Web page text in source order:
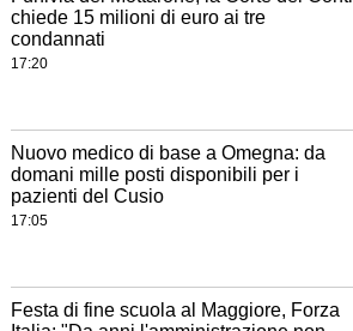
chiede 15 milioni di euro ai tre
condannati
17:20
Nuovo medico di base a Omegna: da
domani mille posti disponibili per i
pazienti del Cusio
17:05
Festa di fine scuola al Maggiore, Forza